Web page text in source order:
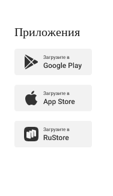
Приложения